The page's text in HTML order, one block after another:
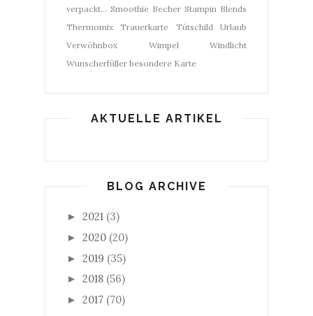
verpackt... Smoothie Becher Stampin Blends
Thermomix
Trauerkarte Tütschild
Urlaub
Verwöhnbox
Wimpel
Windlicht
Wunscherfüller besondere Karte
AKTUELLE ARTIKEL
BLOG ARCHIVE
► 2021 (3)
► 2020 (20)
► 2019 (35)
► 2018 (56)
► 2017 (70)